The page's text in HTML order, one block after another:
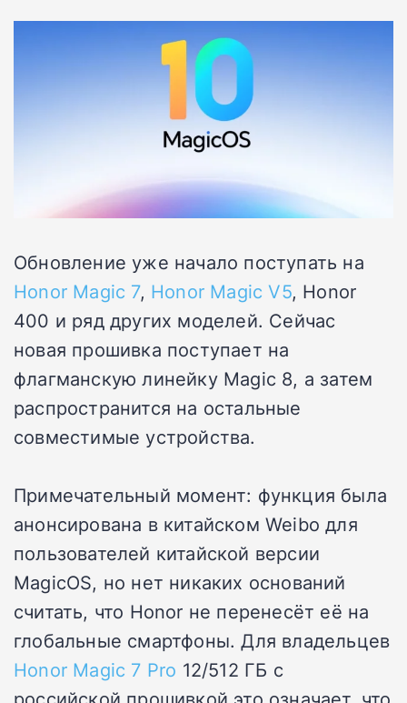
Обновление уже начало поступать на
Honor Magic 7, Honor Magic V5, Honor
400 и ряд других моделей. Сейчас
новая прошивка поступает на
флагманскую линейку Magic 8, а затем
распространится на остальные
совместимые устройства.
Примечательный момент: функция была
анонсирована в китайском Weibo для
пользователей китайской версии
MagicOS, но нет никаких оснований
считать, что Honor не перенесёт её на
глобальные смартфоны. Для владельцев
Honor Magic 7 Pro 12/512 ГБ с